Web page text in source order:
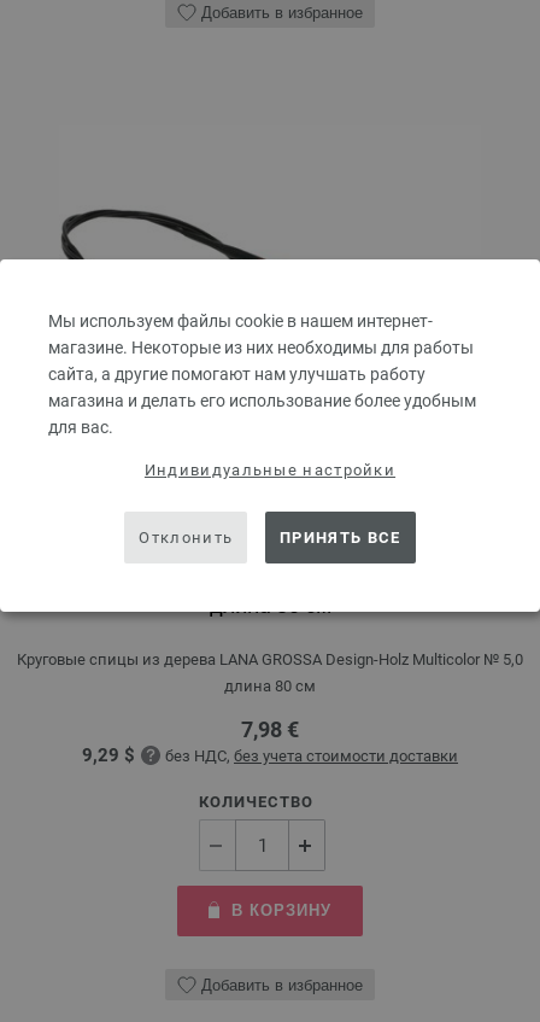
Мы используем файлы cookie в нашем интернет-
магазине. Некоторые из них необходимы для работы
сайта, а другие помогают нам улучшать работу
магазина и делать его использование более удобным
для вас.
Индивидуальные настройки
Отклонить ПРИНЯТЬ ВСЕ
Добавить в избранное
Круговые спицы из дерева LANA GROSSA Design-Holz Multicolor № 5,0
длина 80 см
7,98 €
9,29 $ без НДС, без учета стоимости доставки
КОЛИЧЕСТВО
В КОРЗИНУ
Добавить в избранное